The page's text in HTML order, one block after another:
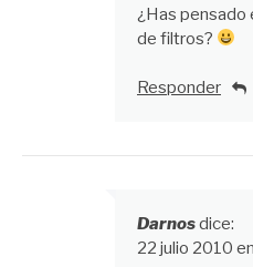
¿Has pensado
de filtros?
Responder
Darnosdice:
22 julio 2010